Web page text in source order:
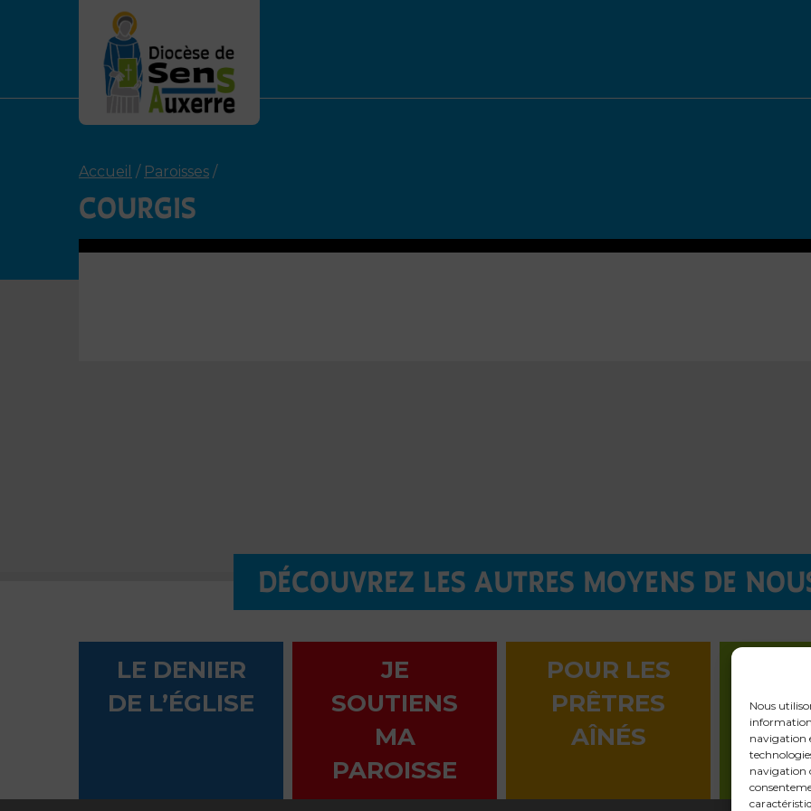
Nous
navigation
navigation
Accueil / Paroisses /
COURGIS
DÉCOUVREZ LES AUTRES MOYENS DE
LE DENIER
DE L’ÉGLISE
JE
SOUTIENS
MA
PAROISSE
POUR LES
PRÊTRES
AÎNÉS
LA
EN